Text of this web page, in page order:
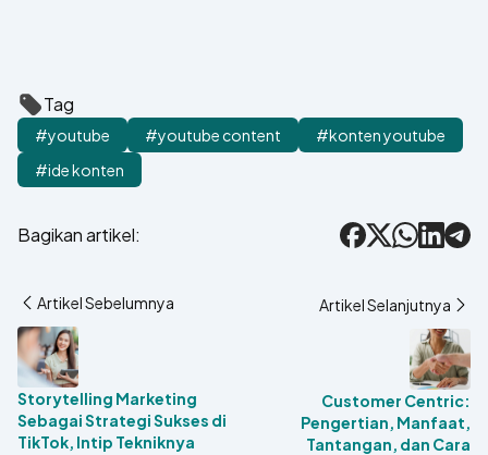
Tag
#youtube #youtube content
#konten youtube
#ide konten
Bagikan artikel:
Artikel Sebelumnya
Storytelling Marketing
Sebagai Strategi Sukses di
TikTok, Intip Tekniknya
Artikel Selanjutnya
Customer Centric:
Pengertian, Manfaat,
Tantangan, dan Cara